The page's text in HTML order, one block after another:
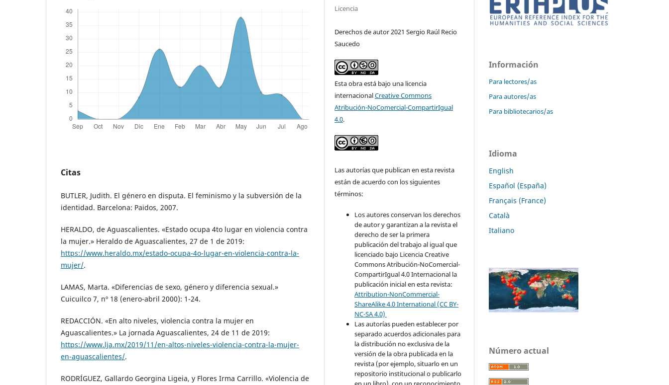
Citas
BUTLER, Judith. El género en disputa. El feminismo y la subversión de la
identidad. Barcelona: Paidos, 2007.
HERALDO, de Aguascalientes. «Estado ocupa 4to lugar en violencia contra
la mujer.» Heraldo de Aguascalientes, 27 de 1 de 2019:
https://www.heraldo.mx/estado-ocupa-4o-lugar-en-violencia-contra-la-
mujer/.
LAMAS, Marta. «Diferencias de sexo, género y diferencia sexual.»
Cuicuilco 7, nº 18 (enero-abril 2000): 1-24.
REDACCIÓN. «En alto niveles, violencia contra la mujer en
Aguascalientes.» La jornada Aguascalientes, 24 de 11 de 2019:
https://www.lja.mx/2019/11/en-altos-niveles-violencia-contra-la-mujer-
en-aguascalientes/.
RODRÍGUEZ, Gallardo Georgina Ligeia, y Flores Irma Carrillo. «Violencia de
Licencia
Derechos de autor 2021 Sergio Raúl Recio
Saucedo
Esta obra está bajo una licencia
internacionalCreative Commons
Atribución-NoComercial-CompartirIgual
4.0.
Las autorías que publican en esta revista
están de acuerdo con los siguientes
términos:
Los autores conservan los derechos
de autor y garantizan a la revista el
derecho de ser la primera
publicación del trabajo al igual que
licenciado bajo Licencia Creative
Commons Atribución-NoComercial-
CompartirIgual 4.0 Internacional la
publicación inicial en esta revista:
Attribution-NonCommercial-
ShareAlike 4.0 International (CC BY-
NC-SA 4.0)
Las autorías pueden establecer por
separado acuerdos adicionales para
la distribución no exclusiva de la
versión de la obra publicada en la
revista (por ejemplo, situarlo en un
repositorio institucional o publicarlo
Información
Para lectores/as
Para autores/as
Para bibliotecarios/as
Idioma
English
Español (España)
Français (France)
Català
Italiano
Número actual